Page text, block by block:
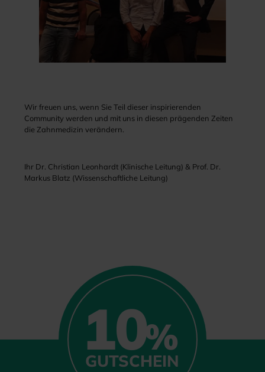
Wir freuen uns, wenn Sie Teil dieser inspirierenden
Community werden und mit uns in diesen prägenden Zeiten
die Zahnmedizin verändern.
Ihr Dr. Christian Leonhardt (Klinische Leitung) & Prof. Dr.
Markus Blatz (Wissenschaftliche Leitung)
10%
GUTSCHEIN